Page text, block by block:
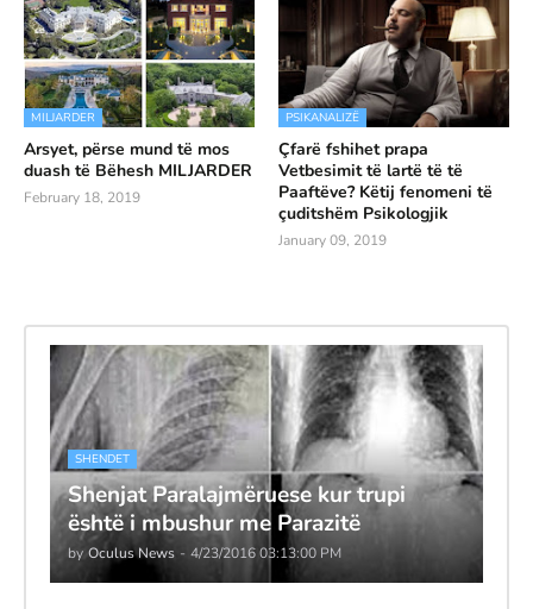
MILJARDER
Arsyet, përse mund të mos
duash të Bëhesh MILJARDER
February 18, 2019
PSIKANALIZË
Çfarë fshihet prapa
Vetbesimit të lartë të të
Paaftëve? Këtij fenomeni të
çuditshëm Psikologjik
January 09, 2019
SHENDET
Shenjat Paralajmëruese kur trupi
është i mbushur me Parazitë
by Oculus News - 4/23/2016 03:13:00 PM